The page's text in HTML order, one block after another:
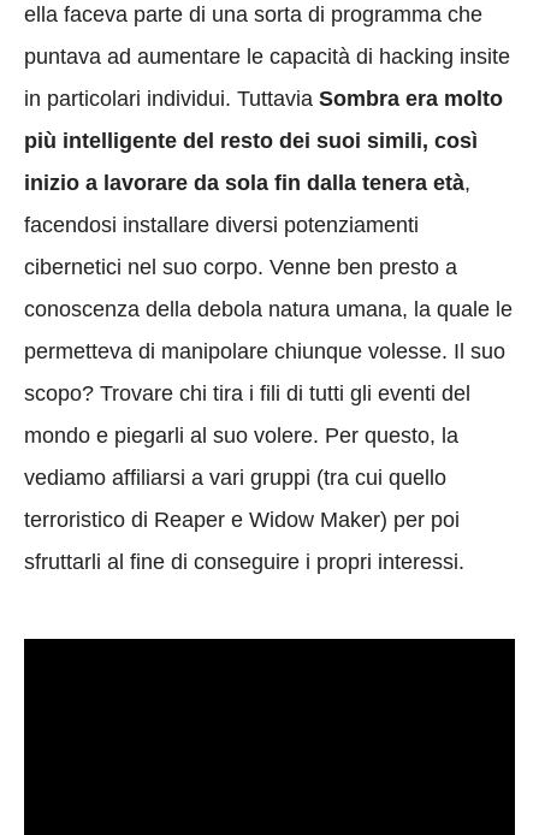
ella faceva parte di una sorta di programma che
puntava ad aumentare le capacità di hacking insite
in particolari individui. Tuttavia Sombra era molto
più intelligente del resto dei suoi simili, così
inizio a lavorare da sola fin dalla tenera età,
facendosi installare diversi potenziamenti
cibernetici nel suo corpo. Venne ben presto a
conoscenza della debola natura umana, la quale le
permetteva di manipolare chiunque volesse. Il suo
scopo? Trovare chi tira i fili di tutti gli eventi del
mondo e piegarli al suo volere. Per questo, la
vediamo affiliarsi a vari gruppi (tra cui quello
terroristico di Reaper e Widow Maker) per poi
sfruttarli al fine di conseguire i propri interessi.